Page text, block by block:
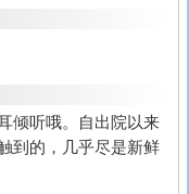
倾听哦。自出院以来
到的，几乎尽是新鲜